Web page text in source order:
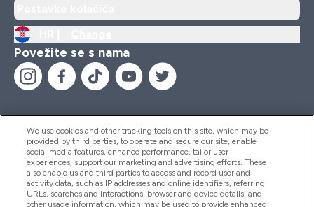
Povežite se s nama
Pomoć I Informacije
Proizvodi
We use cookies and other tracking tools on this site, which may be
provided by third parties, to operate and secure our site, enable
social media features, enhance performance, tailor user
experiences, support our marketing and advertising efforts. These
also enable us and third parties to access and record user and
activity data, such as IP addresses and online identifiers, referring
URLs, searches and interactions, browser and device details, and
other usage information, which may be used to provide enhanced